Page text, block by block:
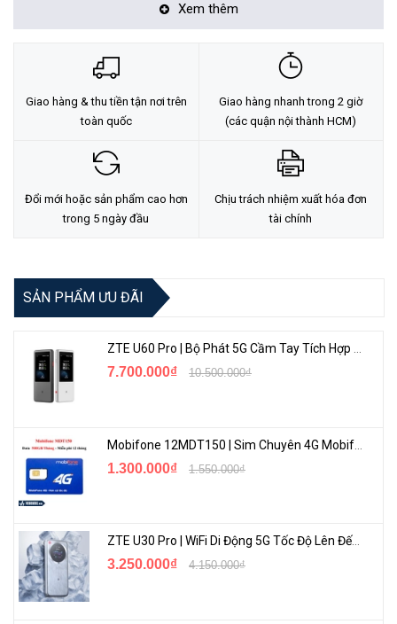
Lưu ý sử dụng:
Khi đến quốc gia cần sử dụng mới cài đặt eSIM, vì thời gian sử
dụng eSIM sẽ được tính ngay khi cài đặt eSIM bất kể người
<Hotline: 0828.011.011 - (028)7300.2021 - VoHoang.vn>
Xem thêm
Giao hàng & thu tiền tận nơi trên
toàn quốc
Giao hàng nhanh trong 2 giờ
(các quận nội thành HCM)
Đổi mới hoặc sản phẩm cao hơn
trong 5 ngày đầu
Chịu trách nhiệm xuất hóa đơn
tài chính
SẢN PHẨM ƯU ĐÃI
ZTE U60 Pro | Bộ Phát 5G Cầm Tay Tích Hợp Công Nghệ WiFi 7, Pin 10000mAh
7.700.000₫ 10.500.000₫
1.300.000₫ 1.550.000₫
ZTE U30 Pro | WiFi Di Động 5G Tốc Độ Lên Đến 500Mbps, Màn Hình Cảm Ứng
3.250.000₫ 4.150.000₫